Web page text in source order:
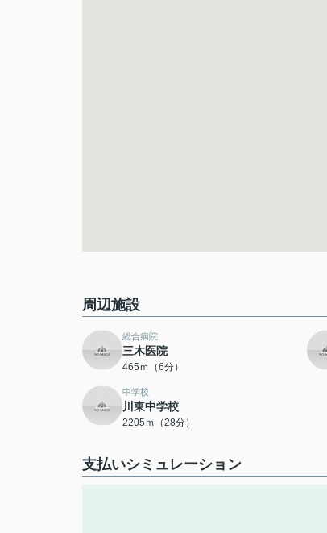
周辺施設
総合病院
三木医院
465ｍ（6分）
中学校
川東中学校
2205ｍ（28分）
支払いシミュレーション